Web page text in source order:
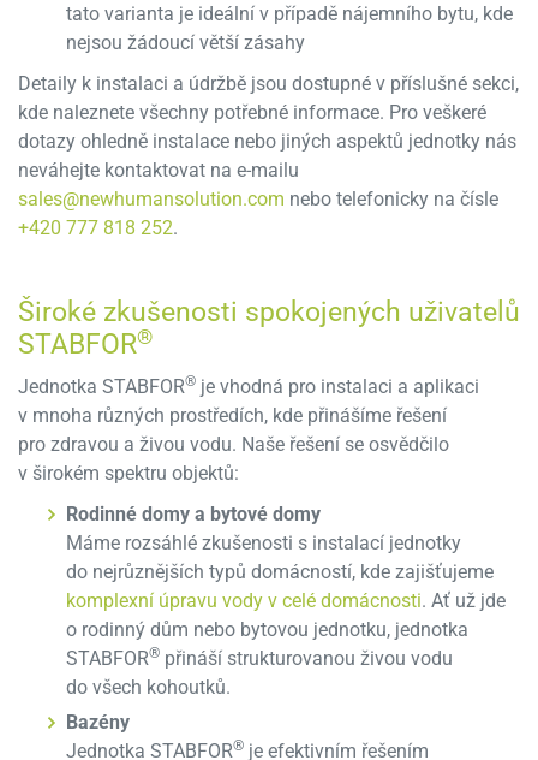
tato varianta je ideální v případě nájemního bytu, kde
nejsou žádoucí větší zásahy
Detaily k instalaci a údržbě jsou dostupné v příslušné sekci,
kde naleznete všechny potřebné informace. Pro veškeré
dotazy ohledně instalace nebo jiných aspektů jednotky nás
neváhejte kontaktovat na e-mailu
sales@newhumansolution.com nebo telefonicky na čísle
+420 777 818 252.
Široké zkušenosti spokojených uživatelů
STABFOR®
Jednotka STABFOR® je vhodná pro instalaci a aplikaci
v mnoha různých prostředích, kde přinášíme řešení
pro zdravou a živou vodu. Naše řešení se osvědčilo
v širokém spektru objektů:
Rodinné domy a bytové domy
Máme rozsáhlé zkušenosti s instalací jednotky
do nejrůznějších typů domácností, kde zajišťujeme
komplexní úpravu vody v celé domácnosti. Ať už jde
o rodinný dům nebo bytovou jednotku, jednotka
STABFOR® přináší strukturovanou živou vodu
do všech kohoutků.
Bazény
Jednotka STABFOR® je efektivním řešením